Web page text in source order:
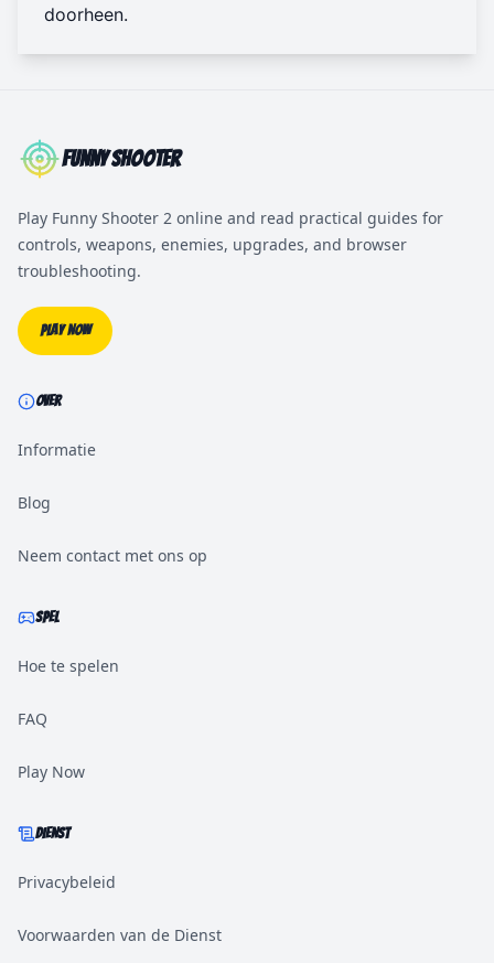
doorheen.
Funny Shooter
Play Funny Shooter 2 online and read practical guides for
controls, weapons, enemies, upgrades, and browser
troubleshooting.
Play Now
OVER
Informatie
Blog
Neem contact met ons op
SPEL
Hoe te spelen
FAQ
Play Now
DIENST
Privacybeleid
Voorwaarden van de Dienst